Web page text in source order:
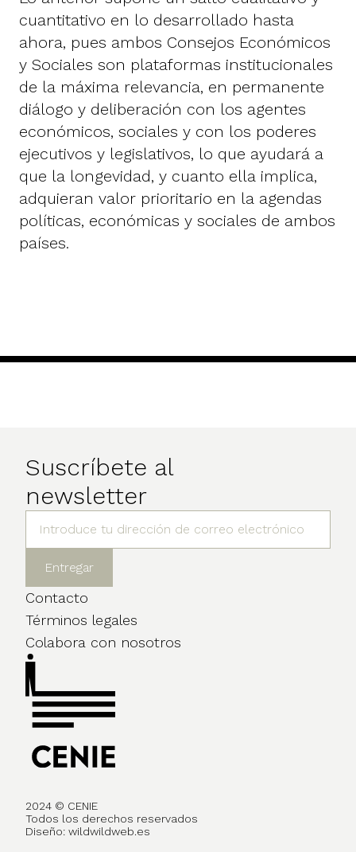
cuantitativo en lo desarrollado hasta
ahora, pues ambos Consejos Económicos
y Sociales son plataformas institucionales
de la máxima relevancia, en permanente
diálogo y deliberación con los agentes
económicos, sociales y con los poderes
ejecutivos y legislativos, lo que ayudará a
que la longevidad, y cuanto ella implica,
adquieran valor prioritario en la agendas
políticas, económicas y sociales de ambos
países.
Suscríbete al
newsletter
Contacto
Términos legales
Colabora con nosotros
2024 © CENIE
Todos los derechos reservados
Diseño: wildwildweb.es